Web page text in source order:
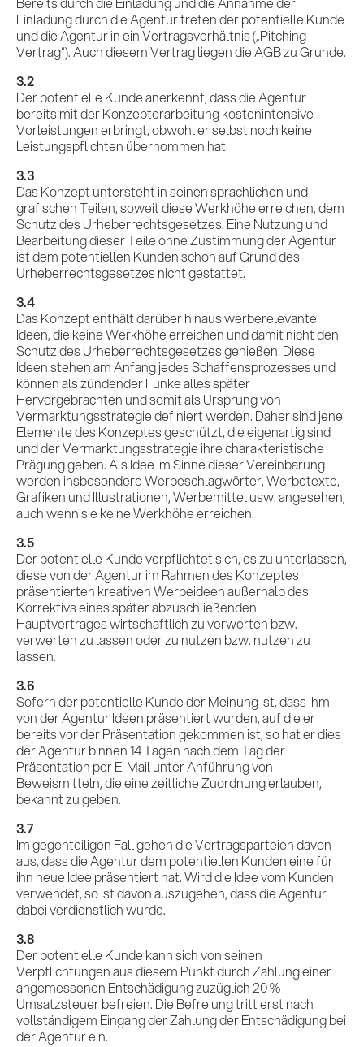
Einladung durch die Agentur treten der potentielle Kunde
und die Agentur in ein Vertragsverhältnis („Pitching-
Vertrag“). Auch diesem Vertrag liegen die AGB zu Grunde.
3.2
Der potentielle Kunde anerkennt, dass die Agentur
bereits mit der Konzepterarbeitung kostenintensive
Vorleistungen erbringt, obwohl er selbst noch keine
Leistungspflichten übernommen hat.
3.3
Das Konzept untersteht in seinen sprachlichen und
grafischen Teilen, soweit diese Werkhöhe erreichen, dem
Schutz des Urheberrechtsgesetzes. Eine Nutzung und
Bearbeitung dieser Teile ohne Zustimmung der Agentur
ist dem potentiellen Kunden schon auf Grund des
Urheberrechtsgesetzes nicht gestattet.
3.4
Das Konzept enthält darüber hinaus werberelevante
Ideen, die keine Werkhöhe erreichen und damit nicht den
Schutz des Urheberrechtsgesetzes genießen. Diese
Ideen stehen am Anfang jedes Schaffensprozesses und
können als zündender Funke alles später
Hervorgebrachten und somit als Ursprung von
Vermarktungsstrategie definiert werden. Daher sind jene
Elemente des Konzeptes geschützt, die eigenartig sind
und der Vermarktungsstrategie ihre charakteristische
Prägung geben. Als Idee im Sinne dieser Vereinbarung
werden insbesondere Werbeschlagwörter, Werbetexte,
Grafiken und Illustrationen, Werbemittel usw. angesehen,
auch wenn sie keine Werkhöhe erreichen.
3.5
Der potentielle Kunde verpflichtet sich, es zu unterlassen,
diese von der Agentur im Rahmen des Konzeptes
präsentierten kreativen Werbeideen außerhalb des
Korrektivs eines später abzuschließenden
Hauptvertrages wirtschaftlich zu verwerten bzw.
verwerten zu lassen oder zu nutzen bzw. nutzen zu
lassen.
3.6
Sofern der potentielle Kunde der Meinung ist, dass ihm
von der Agentur Ideen präsentiert wurden, auf die er
bereits vor der Präsentation gekommen ist, so hat er dies
der Agentur binnen 14 Tagen nach dem Tag der
Präsentation per E-Mail unter Anführung von
Beweismitteln, die eine zeitliche Zuordnung erlauben,
bekannt zu geben.
3.7
Im gegenteiligen Fall gehen die Vertragsparteien davon
aus, dass die Agentur dem potentiellen Kunden eine für
ihn neue Idee präsentiert hat. Wird die Idee vom Kunden
verwendet, so ist davon auszugehen, dass die Agentur
dabei verdienstlich wurde.
3.8
Der potentielle Kunde kann sich von seinen
Verpflichtungen aus diesem Punkt durch Zahlung einer
angemessenen Entschädigung zuzüglich 20 %
Umsatzsteuer befreien. Die Befreiung tritt erst nach
vollständigem Eingang der Zahlung der Entschädigung bei
der Agentur ein.